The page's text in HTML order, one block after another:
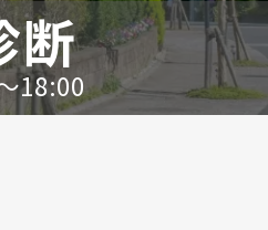
断
18:00